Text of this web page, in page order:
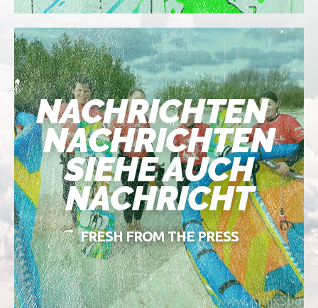
NACHRICHTEN
NACHRICHTEN
SIEHE AUCH
NACHRICHT
FRESH FROM THE PRESS